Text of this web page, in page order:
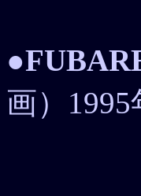
●
画）1995